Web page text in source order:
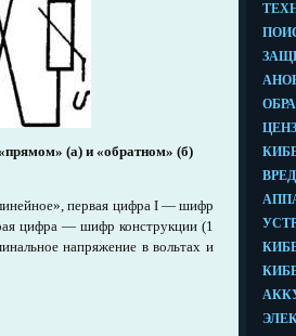
(а) и «обратном» (б)
первая цифра I — шифр
цифра — шифр конструкции (1
напряжение в вольтах и